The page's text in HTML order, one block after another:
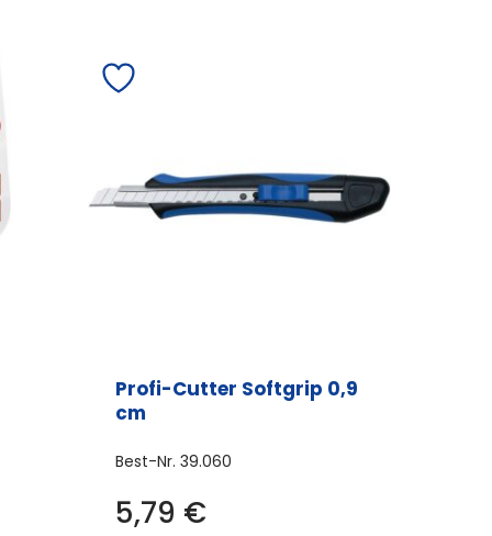
Profi-Cutter Softgrip 0,9
cm
Best-Nr.39.060
5,79 €